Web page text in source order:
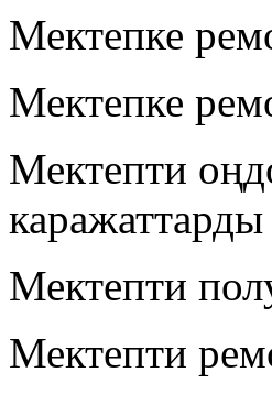
Мектепке
Мектепке
Мектепти
Мектепти
Мектепти